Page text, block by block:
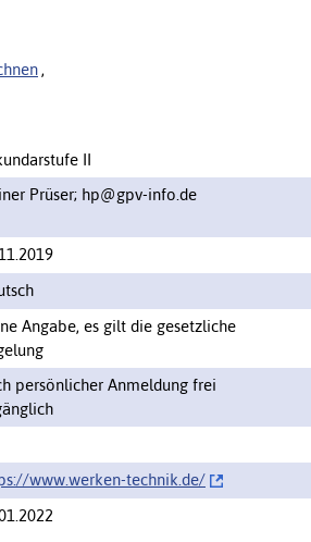
,
II
Prüser; hp@gpv-info.de
Angabe, es gilt die gesetzliche
persönlicher Anmeldung frei
www.werken-technik.de/‌